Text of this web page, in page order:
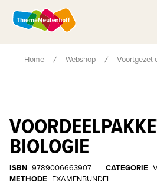
Home Webshop Voortgezet
BIOLOGIE
ISBN 9789006663907 CATEGORIE
METHODE EXAMENBUNDEL